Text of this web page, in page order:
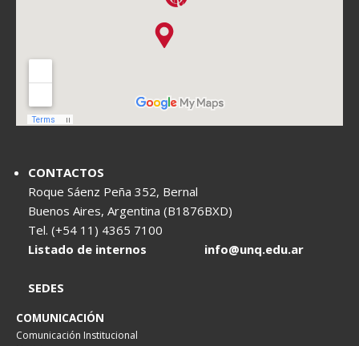
CONTACTOS
Roque Sáenz Peña 352, Bernal
Buenos Aires, Argentina (B1876BXD)
Tel. (+54 11) 4365 7100
Listado de internos
info@unq.edu.ar
SEDES
COMUNICACIÓN
Comunicación Institucional